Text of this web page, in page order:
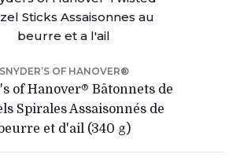
SNYDER’S OF HANOVER®
of Hanover® Bâtonnets de
Spirales Assaisonnés de
beurre et d'ail (340 g)